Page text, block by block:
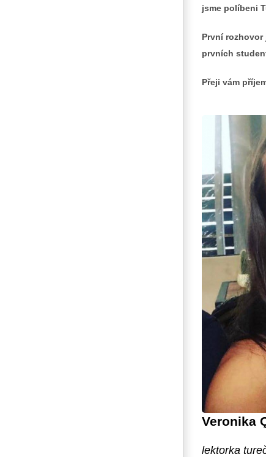
jsme políbeni
První
prvních
Přeji vám
Veronika
lektorka